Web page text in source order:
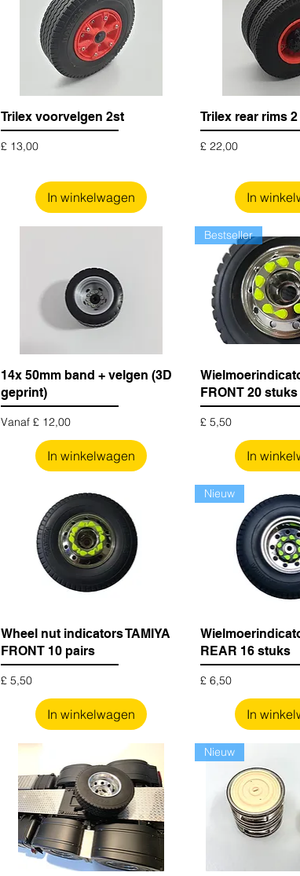
Trilex voorvelgen 2st
Prijs
£ 13,00
In winkelwagen
Trilex rear rims
Prijs
£ 22,00
In
14x 50mm band + velgen (3D
geprint)
Vanaf £ 12,00
Verkoopprijs
In winkelwagen
Bestseller
FRONT 20 stuks
Prijs
£ 5,50
In
Wheel nut indicators TAMIYA
FRONT 10 pairs
Prijs
£ 5,50
In winkelwagen
Nieuw
REAR 16 stuks
Prijs
£ 6,50
In
Nieuw